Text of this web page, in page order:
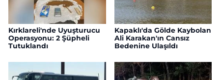
Kırklareli'nde Uyuşturucu
Operasyonu: 2 Şüpheli
Tutuklandı
Kapaklı'da Gölde Kaybolan
Ali Karakan'ın Cansız
Bedenine Ulaşıldı